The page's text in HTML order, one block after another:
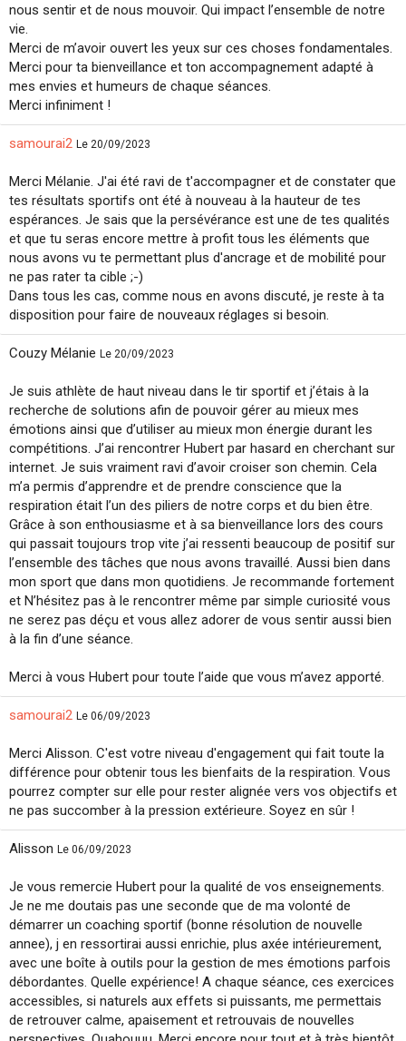
nous sentir et de nous mouvoir. Qui impact l’ensemble de notre
vie.
Merci de m’avoir ouvert les yeux sur ces choses fondamentales.
Merci pour ta bienveillance et ton accompagnement adapté à
mes envies et humeurs de chaque séances.
Merci infiniment !
samourai2 Le 20/09/2023
Merci Mélanie. J'ai été ravi de t'accompagner et de constater que
tes résultats sportifs ont été à nouveau à la hauteur de tes
espérances. Je sais que la persévérance est une de tes qualités
et que tu seras encore mettre à profit tous les éléments que
nous avons vu te permettant plus d'ancrage et de mobilité pour
ne pas rater ta cible ;-)
Dans tous les cas, comme nous en avons discuté, je reste à ta
disposition pour faire de nouveaux réglages si besoin.
Couzy Mélanie Le 20/09/2023
Je suis athlète de haut niveau dans le tir sportif et j’étais à la
recherche de solutions afin de pouvoir gérer au mieux mes
émotions ainsi que d’utiliser au mieux mon énergie durant les
compétitions. J’ai rencontrer Hubert par hasard en cherchant sur
internet. Je suis vraiment ravi d’avoir croiser son chemin. Cela
m’a permis d’apprendre et de prendre conscience que la
respiration était l’un des piliers de notre corps et du bien être.
Grâce à son enthousiasme et à sa bienveillance lors des cours
qui passait toujours trop vite j’ai ressenti beaucoup de positif sur
l’ensemble des tâches que nous avons travaillé. Aussi bien dans
mon sport que dans mon quotidiens. Je recommande fortement
et N’hésitez pas à le rencontrer même par simple curiosité vous
ne serez pas déçu et vous allez adorer de vous sentir aussi bien
à la fin d’une séance.
Merci à vous Hubert pour toute l’aide que vous m’avez apporté.
samourai2 Le 06/09/2023
Merci Alisson. C'est votre niveau d'engagement qui fait toute la
différence pour obtenir tous les bienfaits de la respiration. Vous
pourrez compter sur elle pour rester alignée vers vos objectifs et
ne pas succomber à la pression extérieure. Soyez en sûr !
Alisson Le 06/09/2023
Je vous remercie Hubert pour la qualité de vos enseignements.
Je ne me doutais pas une seconde que de ma volonté de
démarrer un coaching sportif (bonne résolution de nouvelle
annee), j en ressortirai aussi enrichie, plus axée intérieurement,
avec une boîte à outils pour la gestion de mes émotions parfois
débordantes. Quelle expérience! A chaque séance, ces exercices
accessibles, si naturels aux effets si puissants, me permettais
de retrouver calme, apaisement et retrouvais de nouvelles